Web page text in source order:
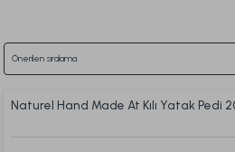
Naturel Hand Made At Kılı Yatak Pedi